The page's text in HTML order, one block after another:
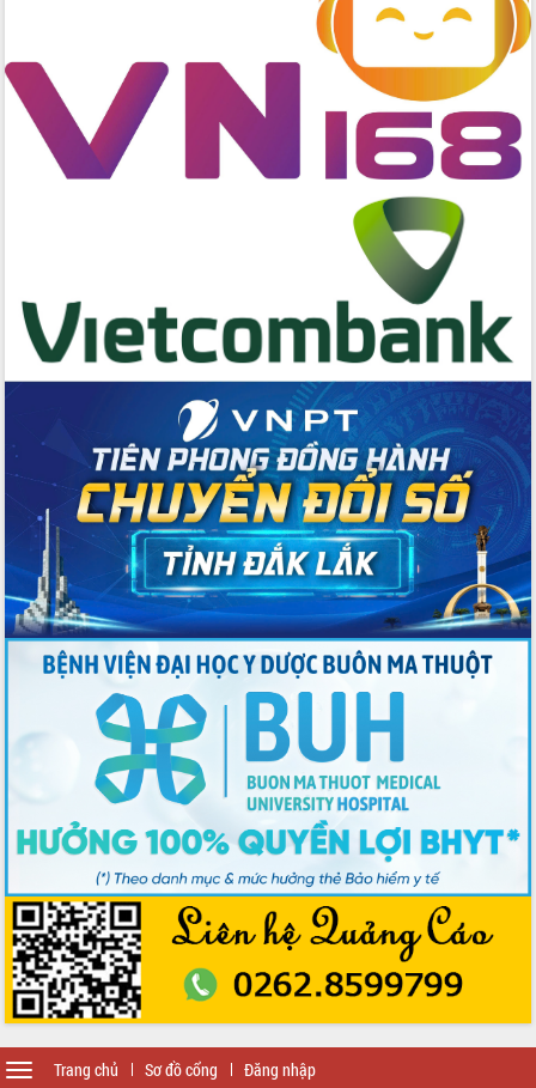
Trang chủ Sơ đồ cổng Đăng nhập
Toggle